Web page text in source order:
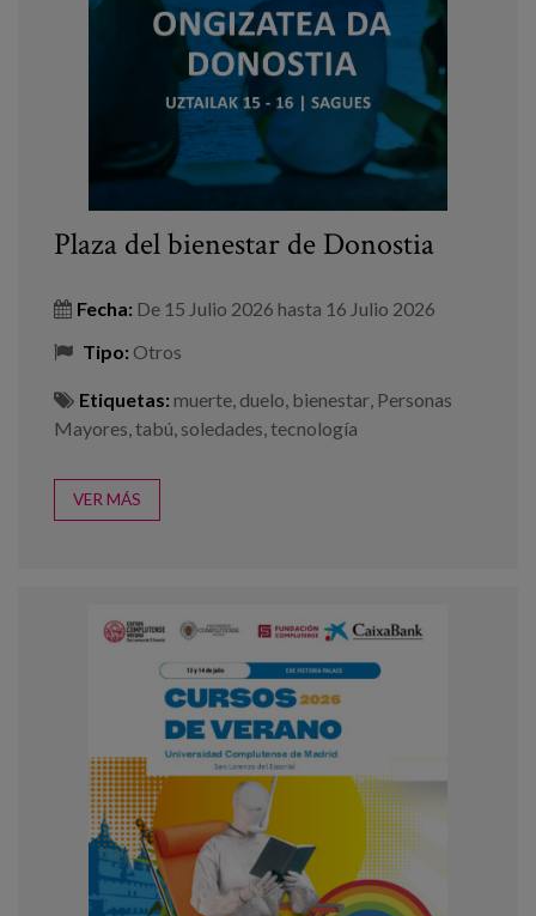
Plaza del bienestar de Donostia
Fecha: De 15 Julio 2026 hasta 16 Julio 2026
Tipo: Otros
Etiquetas: muerte, duelo, bienestar, Personas
Mayores,tabú, soledades,tecnología
VER MÁS